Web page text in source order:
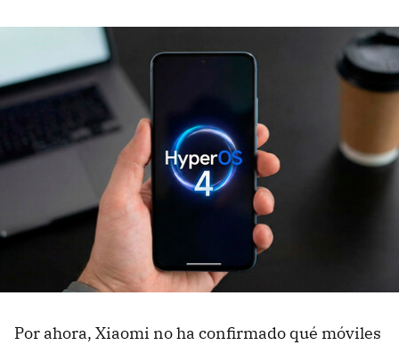
Por ahora, Xiaomi no ha confirmado qué móviles